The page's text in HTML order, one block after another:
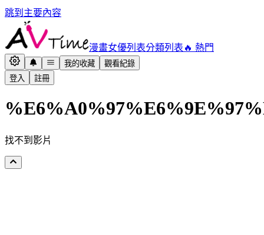
跳到主要內容
漫畫女優列表分類列表 🔥 熱門
我的收藏
觀看紀錄
登入
註冊
找不到影片